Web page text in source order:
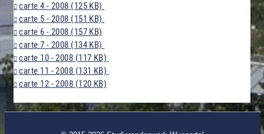
carte 4 - 2008 (125 KB)
carte 5 - 2008 (151 KB)
carte 6 - 2008 (157 KB)
carte 7 - 2008 (134 KB)
carte 10 - 2008 (117 KB)
carte 11 - 2008 (131 KB)
carte 12 - 2008 (120 KB)